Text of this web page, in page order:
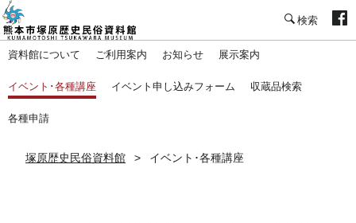
資料館について ご利用案内 お知らせ 展示案内
イベント･各種講座 イベント申し込みフォーム 収蔵品検索
各種申請
塚原歴史民俗資料館 イベント･各種講座